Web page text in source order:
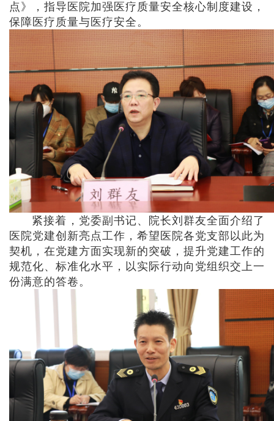
点》，指导医院加强医疗质量安全核心制度建设，
保障医疗质量与医疗安全。
紧接着，党委副书记、院长刘群友全面介绍了
医院党建创新亮点工作，希望医院各党支部以此为
契机，在党建方面实现新的突破，提升党建工作的
规范化、标准化水平，以实际行动向党组织交上一
份满意的答卷。